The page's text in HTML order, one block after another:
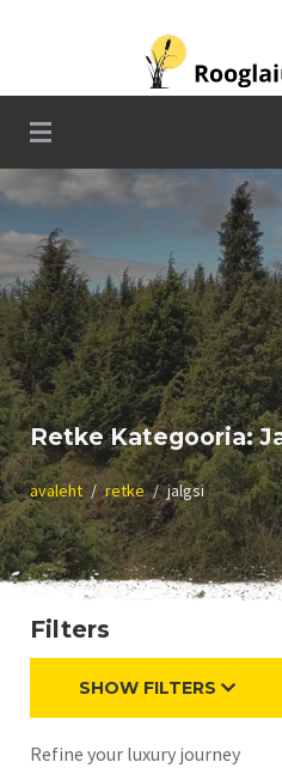
Retke Kategooria:
avaleht retke jalgsi
Filters
SHOW FILTERS
Refine your luxury journey